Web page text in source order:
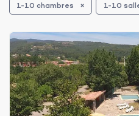
1-10 chambres 1-10